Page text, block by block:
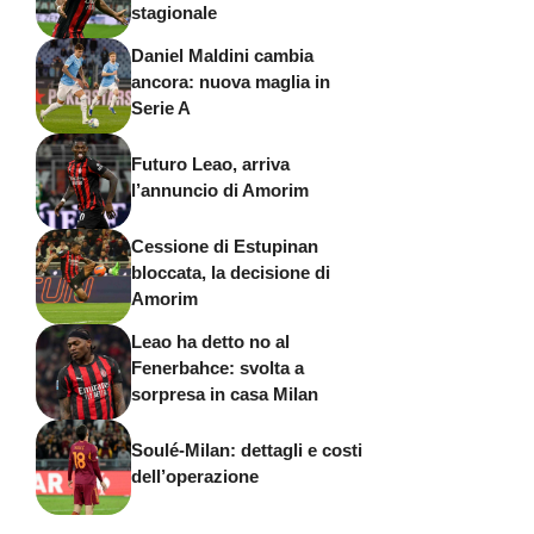
stagionale
Daniel Maldini cambia
ancora: nuova maglia in
Serie A
Futuro Leao, arriva
l’annuncio di Amorim
Cessione di Estupinan
bloccata, la decisione di
Amorim
Leao ha detto no al
Fenerbahce: svolta a
sorpresa in casa Milan
Soulé-Milan: dettagli e costi
dell’operazione